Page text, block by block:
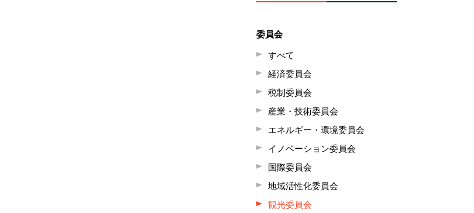
委員会
すべて
経済委員会
税制委員会
産業・技術委員会
エネルギー・環境委員会
イノベーション委員会
国際委員会
地域活性化委員会
観光委員会